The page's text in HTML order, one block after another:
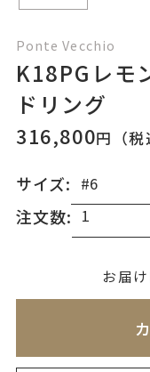
Ponte Vecchio
K18PGレモ
ドリング
316,800円（税
サイズ:
注文数:
(刻印
お届